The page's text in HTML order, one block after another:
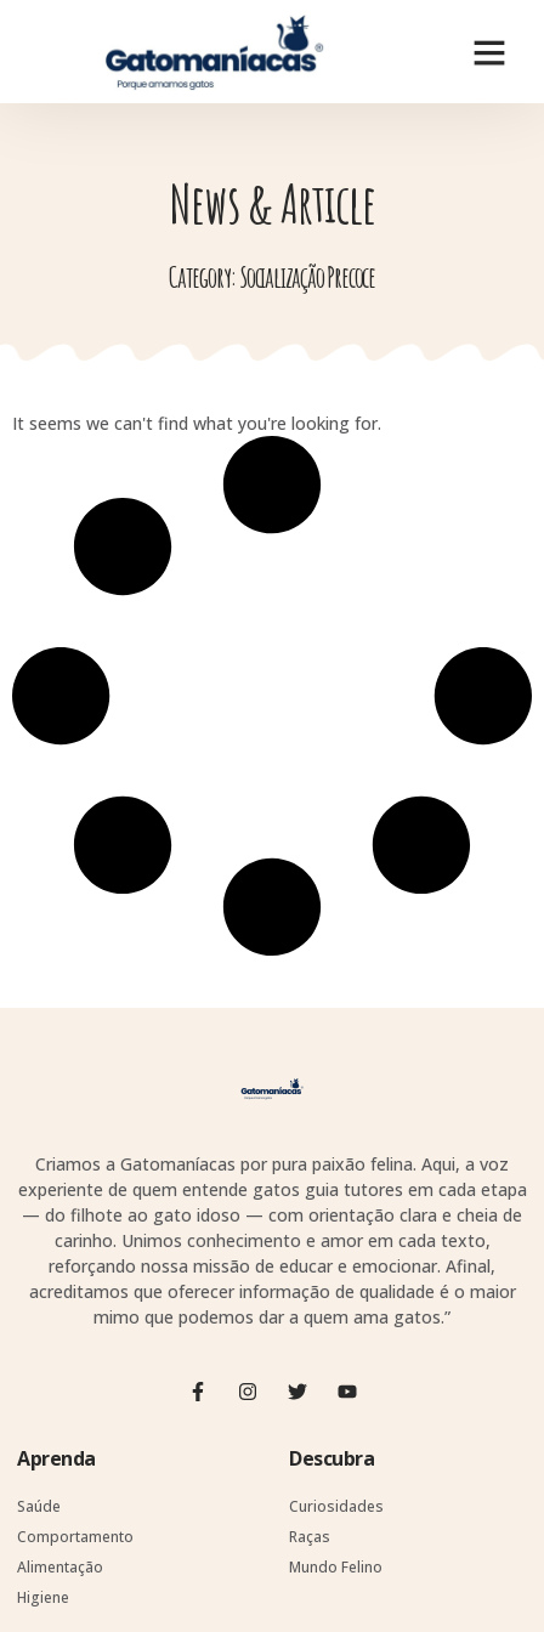
News & Article
Category: Socialização Precoce
It seems we can't find what you're looking for.
Criamos a Gatomaníacas por pura paixão felina. Aqui, a voz
experiente de quem entende gatos guia tutores em cada etapa
— do filhote ao gato idoso — com orientação clara e cheia de
carinho. Unimos conhecimento e amor em cada texto,
reforçando nossa missão de educar e emocionar. Afinal,
acreditamos que oferecer informação de qualidade é o maior
mimo que podemos dar a quem ama gatos.”
Aprenda
Saúde
Comportamento
Alimentação
Higiene
Descubra
Curiosidades
Raças
Mundo Felino